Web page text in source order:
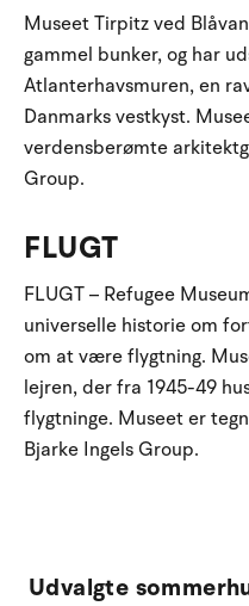
Museet Tirpitz ved
gammel bunker, og har
Atlanterhavsmuren, en
Danmarks vestkyst.
verdensberømte
Group.
FLUGT
FLUGT – Refugee
universelle historie om
om at være flygtning.
lejren, der fra 1945-49
flygtninge. Museet er
Bjarke Ingels Group.
Udvalgte